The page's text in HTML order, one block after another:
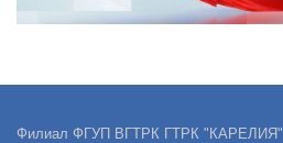
Филиал ФГУП ВГТРК ГТРК "КАРЕЛИЯ"